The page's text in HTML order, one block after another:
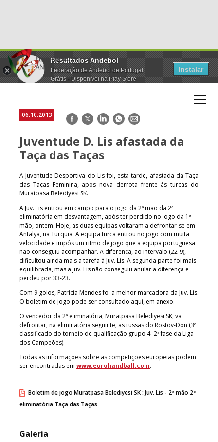
Resultados Andebol
Federação de Andebol de Portugal
Grátis - Disponivel na Play Store
Instalar
06.10.2013 Facebook
TwitterLinkedInWhatsApp
E-
Juventude D. Lis afastada da
Taça das Taças
A Juventude Desportiva do Lis foi, esta tarde, afastada da Taça
das Taças Feminina, após nova derrota frente às turcas do
Muratpasa Belediyesi SK.
A Juv. Lis entrou em campo para o jogo da 2ª mão da 2ª
eliminatória em desvantagem, após ter perdido no jogo da 1ª
mão, ontem. Hoje, as duas equipas voltaram a defrontar-se em
Antalya, na Turquia. A equipa turca entrou no jogo com muita
velocidade e impôs um ritmo de jogo que a equipa portuguesa
não conseguiu acompanhar. A diferença, ao intervalo (22-9),
dificultou ainda mais a tarefa à Juv. Lis. A segunda parte foi mais
equilibrada, mas a Juv. Lis não conseguiu anular a diferença e
perdeu por 33-23.
Com 9 golos, Patrícia Mendes foi a melhor marcadora da Juv. Lis.
O boletim de jogo pode ser consultado aqui, em anexo.
O vencedor da 2ª eliminatória, Muratpasa Belediyesi SK, vai
defrontar, na eliminatória seguinte, as russas do Rostov-Don (3º
classificado do torneio de qualificação grupo 4 -2ª fase da Liga
dos Campeões).
Todas as informações sobre as competições europeias podem
ser encontradas em www.eurohandball.com.
Boletim de jogo Muratpasa Belediyesi SK : Juv. Lis - 2ª mão 2ª
eliminatória Taça das Taças
Galeria